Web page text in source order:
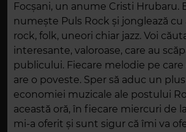
Focșani, un anume Cristi Hrubaru.
numește Puls Rock și jonglează
rock, folk, uneori chiar jazz. Voi
interesante, valoroase, care au
publicului. Fiecare melodie pe
are o poveste. Sper să aduc un
economiei muzicale ale postului
această oră, în fiecare miercuri de la
mi-a oferit și sunt sigur că îmi va